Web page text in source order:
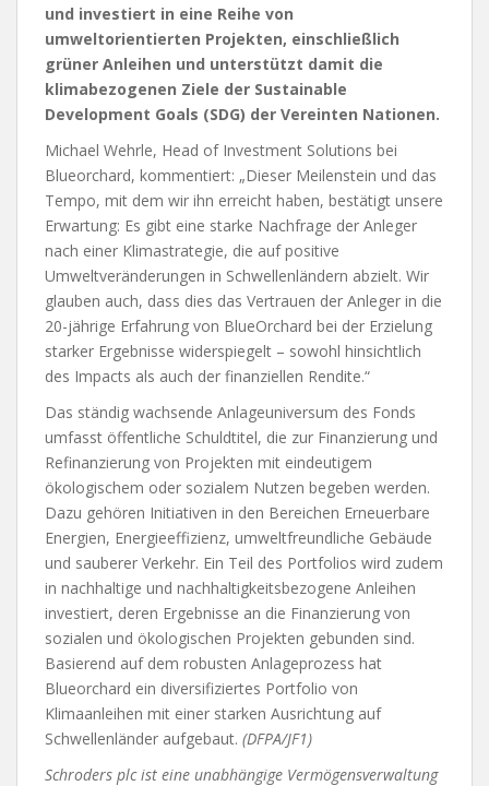
und investiert in eine Reihe von
umweltorientierten Projekten, einschließlich
grüner Anleihen und unterstützt damit die
klimabezogenen Ziele der Sustainable
Development Goals (SDG) der Vereinten Nationen.
Michael Wehrle, Head of Investment Solutions bei
Blueorchard, kommentiert: „Dieser Meilenstein und das
Tempo, mit dem wir ihn erreicht haben, bestätigt unsere
Erwartung: Es gibt eine starke Nachfrage der Anleger
nach einer Klimastrategie, die auf positive
Umweltveränderungen in Schwellenländern abzielt. Wir
glauben auch, dass dies das Vertrauen der Anleger in die
20-jährige Erfahrung von BlueOrchard bei der Erzielung
starker Ergebnisse widerspiegelt – sowohl hinsichtlich
des Impacts als auch der finanziellen Rendite.“
Das ständig wachsende Anlageuniversum des Fonds
umfasst öffentliche Schuldtitel, die zur Finanzierung und
Refinanzierung von Projekten mit eindeutigem
ökologischem oder sozialem Nutzen begeben werden.
Dazu gehören Initiativen in den Bereichen Erneuerbare
Energien, Energieeffizienz, umweltfreundliche Gebäude
und sauberer Verkehr. Ein Teil des Portfolios wird zudem
in nachhaltige und nachhaltigkeitsbezogene Anleihen
investiert, deren Ergebnisse an die Finanzierung von
sozialen und ökologischen Projekten gebunden sind.
Basierend auf dem robusten Anlageprozess hat
Blueorchard ein diversifiziertes Portfolio von
Klimaanleihen mit einer starken Ausrichtung auf
Schwellenländer aufgebaut. (DFPA/JF1)
Schroders plc ist eine unabhängige Vermögensverwaltung